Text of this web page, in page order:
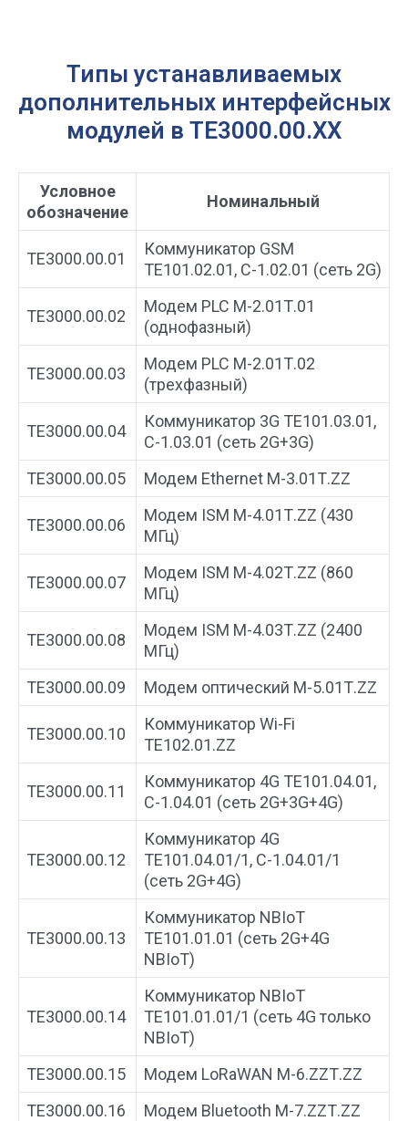
Типы устанавливаемых
дополнительных интерфейсных
модулей в ТЕ3000.00.ХХ
Условное
обозначение
Номинальный
ТЕ3000.00.01
Коммуникатор GSM
ТЕ101.02.01, С-1.02.01 (сеть 2G)
ТЕ3000.00.02
Модем PLC M-2.01Т.01
(однофазный)
ТЕ3000.00.03
Модем PLC M-2.01Т.02
(трехфазный)
ТЕ3000.00.04
Коммуникатор 3G ТЕ101.03.01,
С-1.03.01 (сеть 2G+3G)
ТЕ3000.00.05
Модем Ethernet М-3.01Т.ZZ
ТЕ3000.00.06
Модем ISM М-4.01Т.ZZ (430
МГц)
ТЕ3000.00.07
Модем ISM М-4.02Т.ZZ (860
МГц)
ТЕ3000.00.08
Модем ISM М-4.03Т.ZZ (2400
МГц)
ТЕ3000.00.09
Модем оптический М-5.01Т.ZZ
ТЕ3000.00.10
Коммуникатор Wi-Fi
ТЕ102.01.ZZ
ТЕ3000.00.11
Коммуникатор 4G ТЕ101.04.01,
С-1.04.01 (сеть 2G+3G+4G)
ТЕ3000.00.12
Коммуникатор 4G
ТЕ101.04.01/1, С-1.04.01/1
(сеть 2G+4G)
ТЕ3000.00.13
Коммуникатор NBIoT
ТЕ101.01.01 (сеть 2G+4G
NBIoT)
ТЕ3000.00.14
Коммуникатор NBIoT
ТЕ101.01.01/1 (сеть 4G только
NBIoT)
ТЕ3000.00.15
Модем LoRaWAN M-6.ZZТ.ZZ
ТЕ3000.00.16
Модем Bluetooth M-7.ZZТ.ZZ